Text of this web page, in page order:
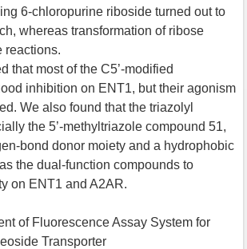
6-chloropurine riboside turned out to
whereas transformation of ribose
reactions.
that most of the C5’-modified
inhibition on ENT1, but their agonism
We also found that the triazolyl
the 5’-methyltriazole compound 51,
bond donor moiety and a hydrophobic
the dual-function compounds to
on ENT1 and A2AR.
of Fluorescence Assay System for
Transporter